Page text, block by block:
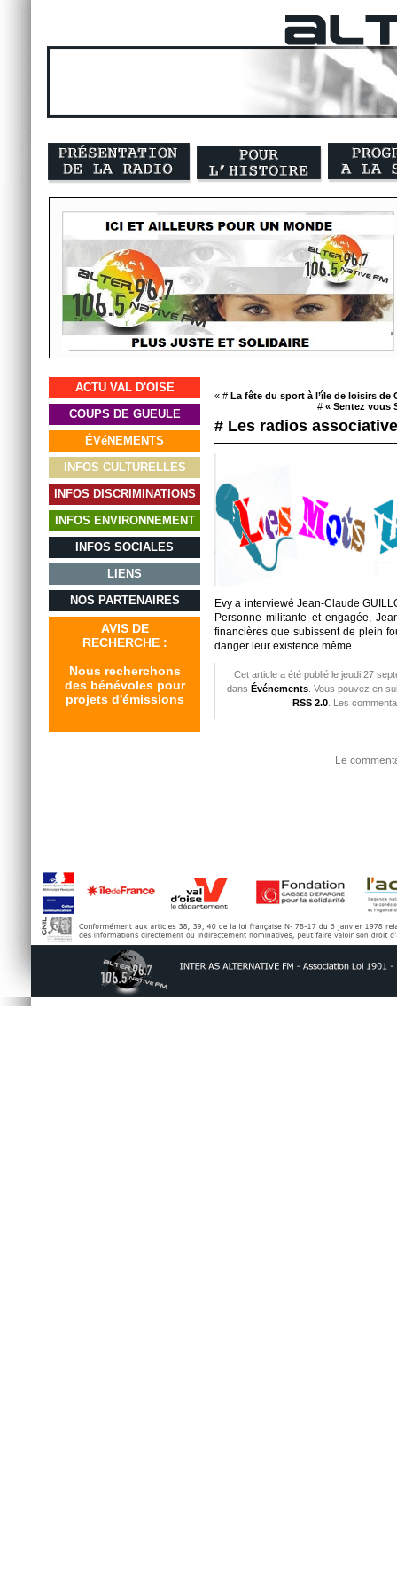
ACTU VAL D'OISE
COUPS DE GUEULE
ÉVéNEMENTS
INFOS CULTURELLES
INFOS DISCRIMINATIONS
INFOS ENVIRONNEMENT
INFOS SOCIALES
LIENS
NOS PARTENAIRES
AVIS DE
RECHERCHE :
Nous recherchons
des bénévoles pour
projets d'émissions
« # La fête du sport à l’île de loisirs de
# « Sentez vous
# Les radios
Evy a interviewé Jean-Claude
Personne militante et engagée,
financières que subissent de plein
danger leur existence même.
Cet article a été publié le jeudi 27
dans Événements . Vous pouvez en
RSS 2.0. Les
Le